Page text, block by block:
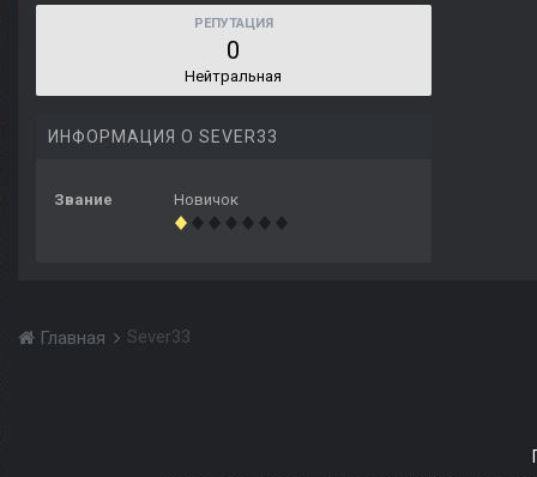
РЕПУТАЦИЯ
0
Нейтральная
ИНФОРМАЦИЯ О SEVER33
Звание Новичок
Главная Sever33